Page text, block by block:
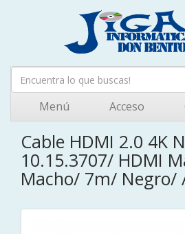
Menú Acceso
Cable HDMI 2.0 4K
10.15.3707/ HDMI
Macho/ 7m/ Negro/